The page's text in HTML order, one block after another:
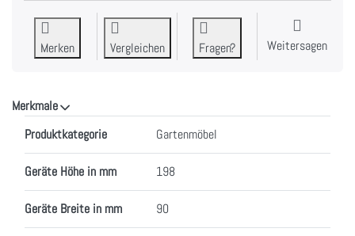
Merken Vergleichen Fragen? Weitersagen
Merkmale
Produktkategorie Gartenmöbel
Geräte Höhe in mm 198
Geräte Breite in mm 90